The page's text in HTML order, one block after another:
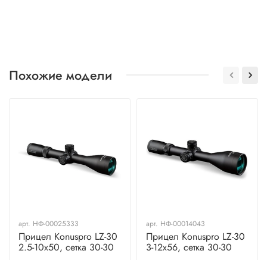
Похожие модели
арт. НФ-00025333
Прицел Konuspro LZ-30
2.5-10x50, сетка 30-30
арт. НФ-00014043
Прицел Konuspro LZ-30
3-12x56, сетка 30-30